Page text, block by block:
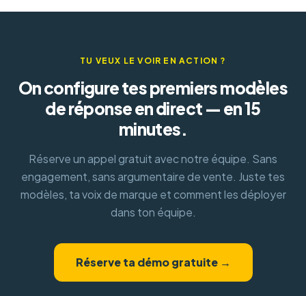
TU VEUX LE VOIR EN ACTION ?
On configure tes premiers modèles
de réponse en direct — en 15
minutes.
Réserve un appel gratuit avec notre équipe. Sans
engagement, sans argumentaire de vente. Juste tes
modèles, ta voix de marque et comment les déployer
dans ton équipe.
Réserve ta démo gratuite →